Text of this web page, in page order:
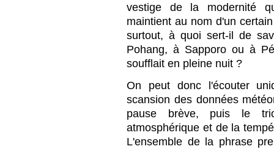
vestige de la modernité
maintient au nom d'un
surtout, à quoi sert-il de
Pohang, à Sapporo ou à
soufflait en pleine nuit ?
On peut donc l'écouter
scansion des données
pause brève, puis le
atmosphérique et de la
L'ensemble de la phrase